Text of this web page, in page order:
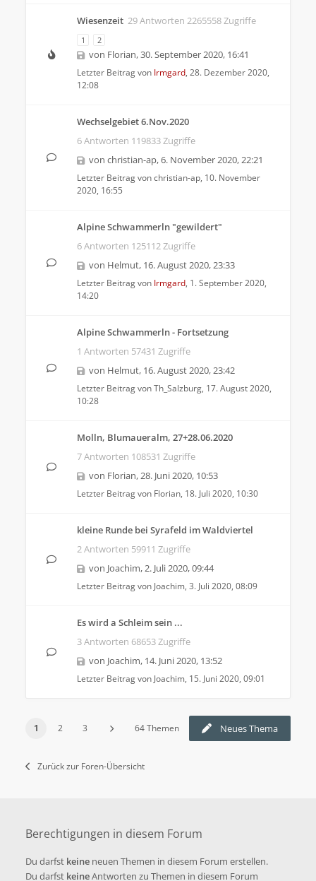
Wiesenzeit 29 Antworten 2265558 Zugriffe
1 2
von Florian,30. September 2020, 16:41
Letzter Beitrag von Irmgard, 28. Dezember 2020,
12:08
Wechselgebiet 6.Nov.2020
6 Antworten 119833 Zugriffe
von christian-ap,6. November 2020, 22:21
Letzter Beitrag vonchristian-ap, 10. November
2020, 16:55
Alpine Schwammerln "gewildert"
6 Antworten 125112 Zugriffe
von Helmut, 16. August 2020, 23:33
Letzter Beitrag von Irmgard, 1. September 2020,
14:20
Alpine Schwammerln - Fortsetzung
1 Antworten 57431 Zugriffe
von Helmut, 16. August 2020, 23:42
Letzter Beitrag vonTh_Salzburg, 17. August 2020,
10:28
Molln, Blumaueralm, 27+28.06.2020
7 Antworten 108531 Zugriffe
von Florian,28. Juni 2020, 10:53
Letzter Beitrag von Florian, 18. Juli 2020, 10:30
kleine Runde bei Syrafeld im Waldviertel
2 Antworten 59911 Zugriffe
von Joachim,2. Juli 2020, 09:44
Letzter Beitrag von Joachim, 3. Juli 2020, 08:09
Es wird a Schleim sein ...
3 Antworten 68653 Zugriffe
von Joachim, 14. Juni 2020, 13:52
Letzter Beitrag von Joachim, 15. Juni 2020, 09:01
Neues Thema
1 2 3 64 Themen
Zurück zur Foren-Übersicht
Berechtigungen in diesem Forum
Du darfst keine neuen Themen in diesem Forum erstellen.
Du darfst keineAntworten zu Themen in diesem Forum